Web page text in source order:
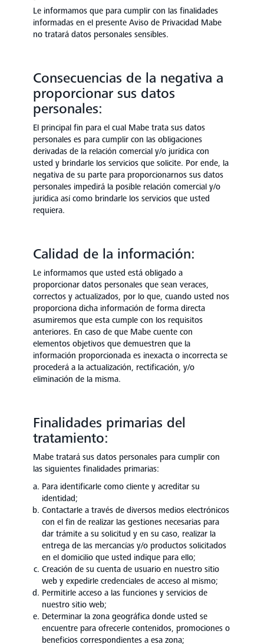
Le informamos que para cumplir con las finalidades
informadas en el presente Aviso de Privacidad Mabe
no tratará datos personales sensibles.
Consecuencias de la negativa a
proporcionar sus datos
personales:
El principal fin para el cual Mabe trata sus datos
personales es para cumplir con las obligaciones
derivadas de la relación comercial y/o jurídica con
usted y brindarle los servicios que solicite. Por ende, la
negativa de su parte para proporcionarnos sus datos
personales impedirá la posible relación comercial y/o
jurídica así como brindarle los servicios que usted
requiera.
Calidad de la información:
Le informamos que usted está obligado a
proporcionar datos personales que sean veraces,
correctos y actualizados, por lo que, cuando usted nos
proporciona dicha información de forma directa
asumiremos que esta cumple con los requisitos
anteriores. En caso de que Mabe cuente con
elementos objetivos que demuestren que la
información proporcionada es inexacta o incorrecta se
procederá a la actualización, rectificación, y/o
eliminación de la misma.
Finalidades primarias del
tratamiento:
Mabe tratará sus datos personales para cumplir con
las siguientes finalidades primarias:
Para identificarle como cliente y acreditar su
identidad;
Contactarle a través de diversos medios electrónicos
con el fin de realizar las gestiones necesarias para
dar trámite a su solicitud y en su caso, realizar la
entrega de las mercancías y/o productos solicitados
en el domicilio que usted indique para ello;
Creación de su cuenta de usuario en nuestro sitio
web y expedirle credenciales de acceso al mismo;
Permitirle acceso a las funciones y servicios de
nuestro sitio web;
Determinar la zona geográfica donde usted se
encuentre para ofrecerle contenidos, promociones o
beneficios correspondientes a esa zona;